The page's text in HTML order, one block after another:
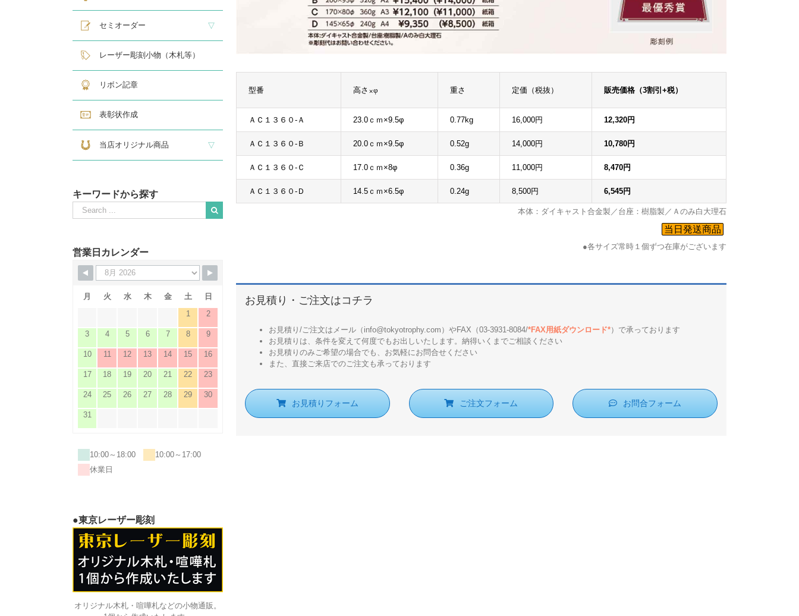
型番 高さ×φ 重さ 定価（税抜） 販売価格（3割引+税）
ＡＣ１３６０-Ａ 23.0ｃｍ×9.5φ 0.77kg 16,000円 12,320円
ＡＣ１３６０-Ｂ 20.0ｃｍ×9.5φ 0.52g 14,000円 10,780円
ＡＣ１３６０-Ｃ 17.0ｃｍ×8φ 0.36g 11,000円 8,470円
ＡＣ１３６０-Ｄ 14.5ｃｍ×6.5φ 0.24g 8,500円 6,545円
本体：ダイキャスト合金製／台座：樹脂製／Ａのみ白大理石
当日発送商品
●各サイズ常時１個ずつ在庫がございます
お見積り・ご注文はコチラ
お見積り/ご注文はメール（info@tokyotrophy.com）やFAX（03-3931-8084/*FAX用紙ダウンロード*）で承っております
お見積りは、条件を変えて何度でもお出しいたします。納得いくまでご相談ください
お見積りのみご希望の場合でも、お気軽にお問合せください
また、直接ご来店でのご注文も承っております
お見積りフォーム ご注文フォーム お問合フォーム
レリーフ交換式各種
民生・緑十字専用楯
自衛隊専用
警察消防関連メダル
セミオーダー
サンドブラスト
レーザー彫刻楯
フルカラーダイレクトプリント
インクジェットプリントエポ
オリジナル木札
レーザー彫刻小物（木札等）
リボン記章
表彰状作成
当店オリジナル商品
キーワードから探す
Search
for:
When autocomplete results are available use up and down arrows to review and enter to go to the desired page. Touch device users, explore by touch or with swipe gestures.
営業日カレンダー
月 火 水 木 金 土
日
1
2
3 4 5 6 7 8 9
10 11 12 13 14 15 16
17 18 19 20 21 22 23
24 25 26 27 28 29 30
31
10:00～18:00
10:00～17:00
休業日
●東京レーザー彫刻
オリジナル木札・喧嘩札などの小物通販。